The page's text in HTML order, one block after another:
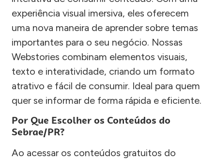
experiência visual imersiva, eles oferecem
uma nova maneira de aprender sobre temas
importantes para o seu negócio. Nossas
Webstories combinam elementos visuais,
texto e interatividade, criando um formato
atrativo e fácil de consumir. Ideal para quem
quer se informar de forma rápida e eficiente.
Por Que Escolher os Conteúdos do
Sebrae/PR?
Ao acessar os conteúdos gratuitos do